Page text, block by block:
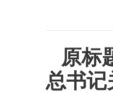
原标
总书记